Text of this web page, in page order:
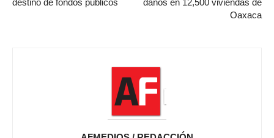
destino de fondos públicos
daños en 12,500 viviendas de
Oaxaca